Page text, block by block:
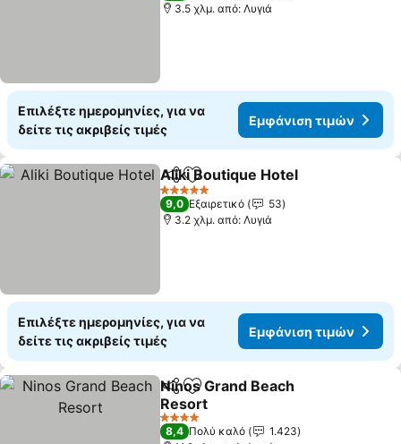
3.5 χλμ. από: Λυγιά
Επιλέξτε ημερομηνίες, για να
δείτε τις ακριβείς τιμές
Εμφάνιση τιμών
Κοινοποίηση
Προσθήκη στα αγαπημένα
Aliki Boutique Hotel
5 Αστέρια
9,0 Εξαιρετικό
53
3.2 χλμ. από: Λυγιά
Επιλέξτε ημερομηνίες, για να
δείτε τις ακριβείς τιμές
Εμφάνιση τιμών
Κοινοποίηση
Προσθήκη στα αγαπημένα
Ninos Grand Beach
Resort
4 Αστέρια
8,4 Πολύ καλό
1.423